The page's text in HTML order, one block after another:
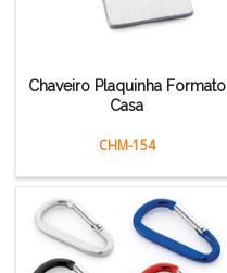
Chaveiro Plaquinha Formato
Casa
CHM-154